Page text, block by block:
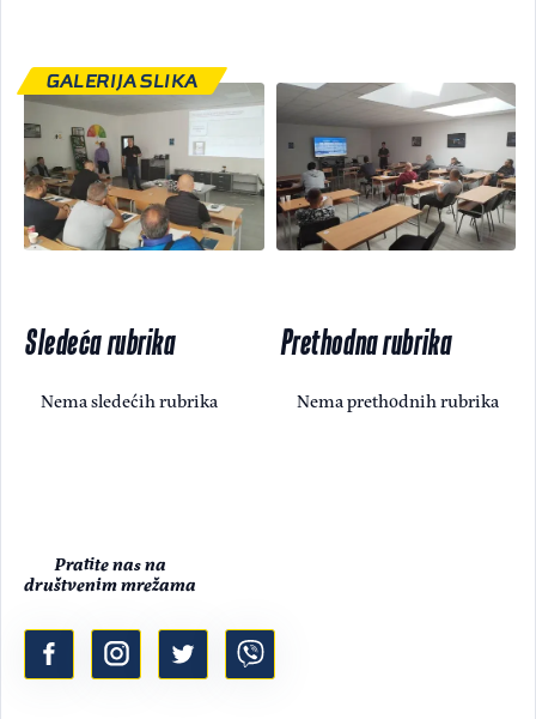
GALERIJA SLIKA
Sledeća rubrika
Nema sledećih rubrika
Prethodna rubrika
Nema prethodnih rubrika
Pratite nas na
društvenim mrežama